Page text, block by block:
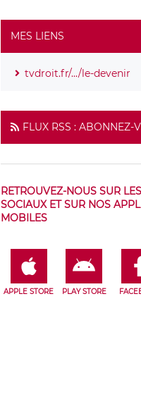
MES LIENS
tvdroit.fr/.../le-devenir
FLUX RSS : ABONNEZ-
RETROUVEZ-NOUS SUR
SOCIAUX ET SUR NOS
MOBILES
APPLE STORE PLAY STORE